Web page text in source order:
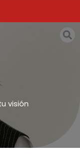
visión